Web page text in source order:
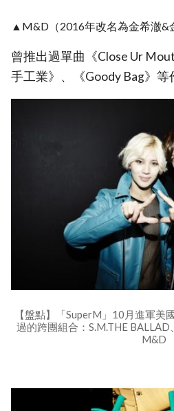
▲M&D（2016年改名為金希澈&
曾推出過單曲《Close Ur
手工業》、《Goody Bag》等
【盤點】「SuperM」10月進軍美
過的跨團組合：S.M.THE BALLAD
M&D